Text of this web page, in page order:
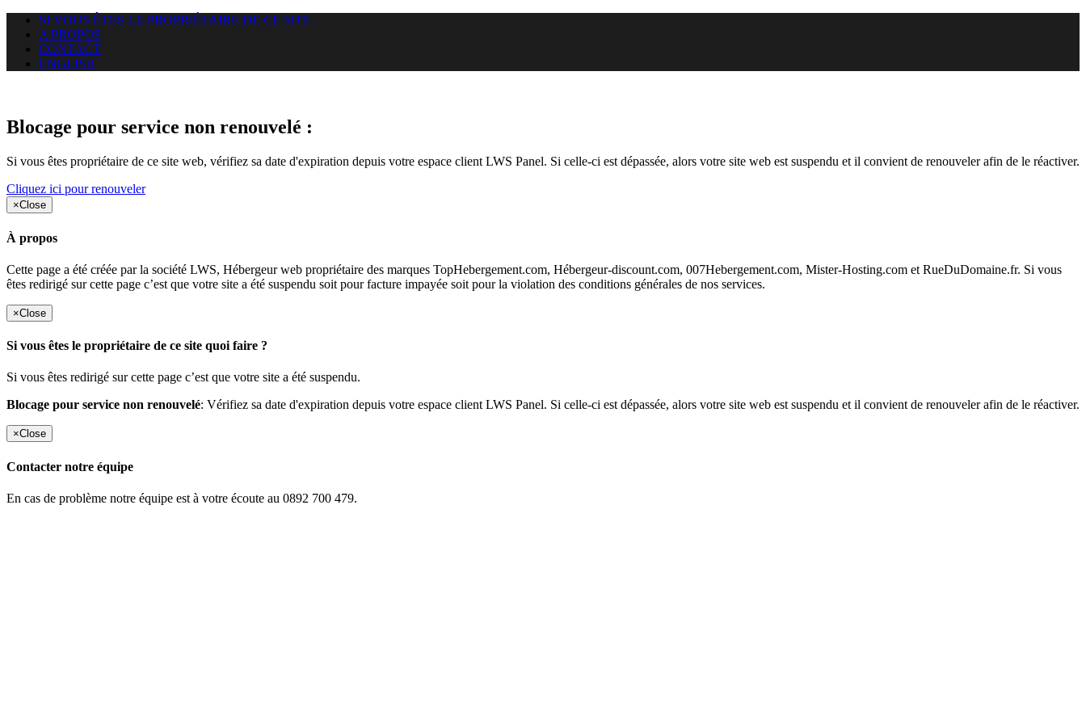
SI VOUS ÊTES LE PROPRIÉTAIRE DE CE SITE
A PROPOS
CONTACT
ENGLISH
Blocage pour service non renouvelé :
Si vous êtes propriétaire de ce site web, vérifiez sa date d'expiration depuis votre espace client LWS Panel. Si celle-ci est dépassée, alors votre site web est suspendu et il convient de renouveler afin de le réactiver.
Cliquez ici pour renouveler
×Close
À propos
Cette page a été créée par la société LWS, Hébergeur web propriétaire des marques TopHebergement.com, Hébergeur-discount.com, 007Hebergement.com, Mister-Hosting.com et RueDuDomaine.fr. Si vous
êtes redirigé sur cette page c’est que votre site a été suspendu soit pour facture impayée soit pour la violation des conditions générales de nos services.
×Close
Si vous êtes le propriétaire de ce site quoi faire ?
Si vous êtes redirigé sur cette page c’est que votre site a été suspendu.
Blocage pour service non renouvelé: Vérifiez sa date d'expiration depuis votre espace client LWS Panel. Si celle-ci est dépassée, alors votre site web est suspendu et il convient de renouveler afin de le réactiver.
×Close
Contacter notre équipe
En cas de problème notre équipe est à votre écoute au 0892 700 479.